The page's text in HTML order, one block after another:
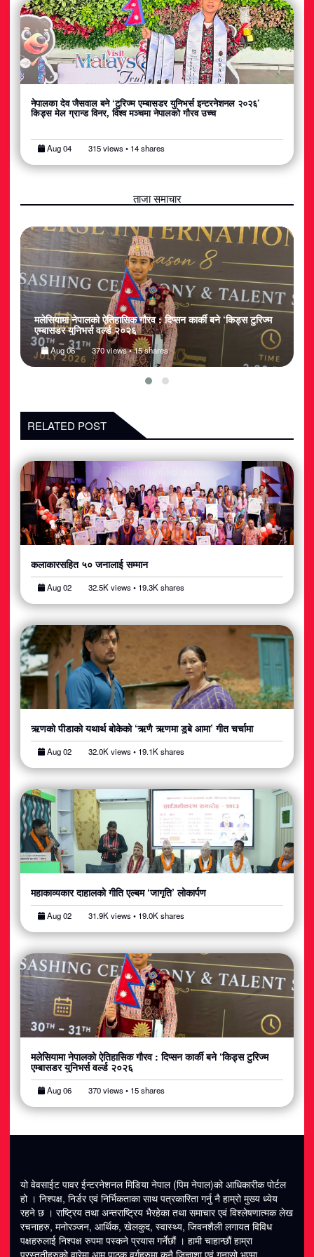
नेपालका देव जैसवाल बने ‘टुरिज्म एम्बासडर युनिभर्स इन्टरनेशनल २०२६’
किड्स मेल ग्रान्ड विनर, विश्व मञ्चमा नेपालको गौरव उच्च
Aug 04 315 views • 14 shares
ताजा समाचार
नेपालका देव जैसवाल बने ‘टुरिज्म एम्बासडर युनिभर्स इन्टरनेशनल २०२६’
किड्स मेल ग्रान्ड विनर, विश्व मञ्चमा नेपालको गौरव उच्च
Aug 04 315 views • 14 shares
RELATED POST
कलाकारसहित ५० जनालाई सम्मान
Aug 02 32.5K views • 19.3K shares
ऋणको पीडाको यथार्थ बोकेको ‘ऋणै ऋणमा डुबे आमा’ गीत चर्चामा
Aug 02 32.0K views • 19.1K shares
महाकाव्यकार दाहालको गीति एल्बम ‘जागृति’ लोकार्पण
Aug 02 31.9K views • 19.0K shares
मलेसियामा नेपालको ऐतिहासिक गौरव : दिप्सन कार्की बने ‘किड्स टुरिज्म
एम्बासडर युनिभर्स वर्ल्ड २०२६
Aug 06 370 views • 15 shares
यो वेवसाईट पावर ईन्टरनेशनल मिडिया नेपाल (पिम नेपाल)को आधिकारीक पोर्टल
हो । निश्पक्ष, निर्डर एवं निर्भिकताका साथ पत्रकारिता गर्नु नै हाम्रो मुख्य ध्येय
रहने छ । राष्ट्रिय तथा अन्तराष्ट्रिय भैरहेका तथा समाचार एवं विश्लेषणात्मक लेख
रचनाहरु, मनोरञ्जन, आर्थिक, खेलकुद, स्वास्थ्य, जिवनशैली लगायत विविध
पक्षहरुलाई निश्पक्ष रुपमा पस्कने प्रयास गर्नेछौं । हामी चाहान्छौं हाम्रा
प्रस्तुतीहरुको वारेमा आम पाठक वर्गहरुमा कुनै जिज्ञाशा एवं गुनासो भएमा